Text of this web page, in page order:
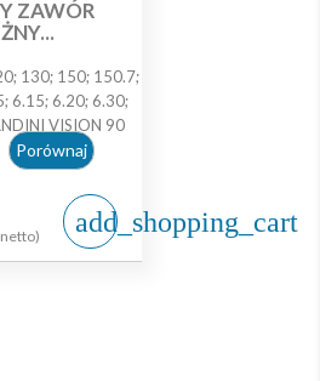
ZAWÓR
130; 150; 150.7;
6.15; 6.20; 6.30;
VISION 90
Porównaj
add_shopping_cart